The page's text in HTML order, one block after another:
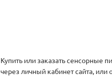
Купить или заказать сенсорные
через личный кабинет сайта, или